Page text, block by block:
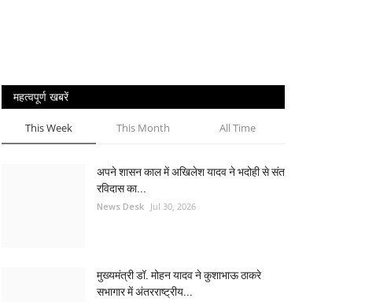
महत्वपूर्ण खबरें
This Week This Month All Time
अपने शासन काल में अखिलेश यादव ने भदोही से संत
रविदास का...
News Desk Jul 30, 2026
मुख्यमंत्री डॉ. मोहन यादव ने कुशाभाऊ ठाकरे
सभागार में अंतरराष्ट्रीय...